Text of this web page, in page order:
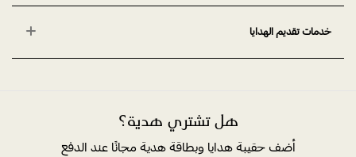
خدمات تقديم الهدايا
هل تشتري هدية؟
أضف حقيبة هدايا وبطاقة هدية مجانًا عند الدفع